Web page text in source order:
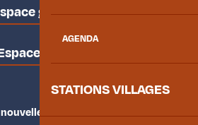
AGENDA
STATIONS VILLAGES
groupes
presse
façon d'explorer la vallée.